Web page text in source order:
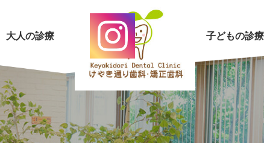
大人の診療 子どもの診療